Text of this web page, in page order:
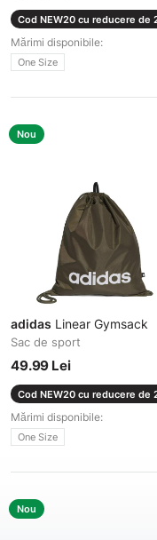
Cod NEW20 cu reducere de
Mărimi disponibile:
One Size
Nou
adidas Linear Gymsack
Sac de sport
49.99 Lei
Cod NEW20 cu reducere de
Mărimi disponibile:
One Size
Nou